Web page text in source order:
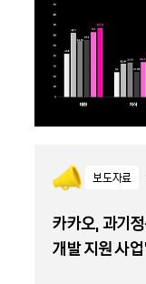
보도자료
카카오, 과기
개발 지원 사